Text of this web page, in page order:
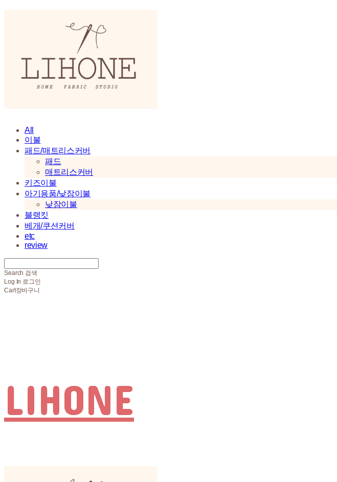
All
이불
패드/매트리스커버
패드
매트리스커버
키즈이불
아기용품/낮잠이불
낮잠이불
블랭킷
베개/쿠션커버
etc
review
Search 검색
Log In 로그인
Cart장바구니
LIHONE